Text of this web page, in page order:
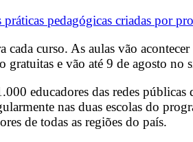
pedagógicas criadas por
cada curso. As aulas vão
gratuitas e vão até 9 de agosto no
educadores das redes
nas duas escolas do
de todas as regiões do país.